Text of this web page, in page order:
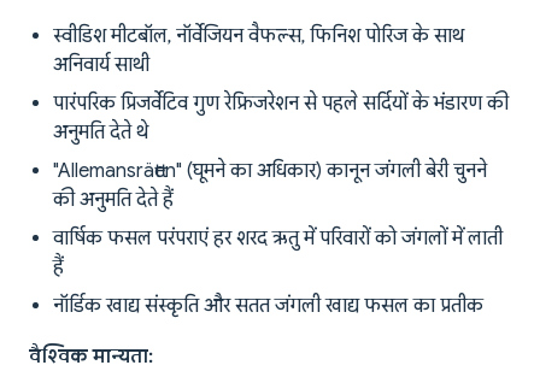
स्वीडिश मीटबॉल, नॉर्वेजियन वैफल्स, फिनिश पोरिज के साथ
अनिवार्य साथी
पारंपरिक प्रिजर्वेटिव गुण रेफ्रिजरेशन से पहले सर्दियों के भंडारण की
अनुमति देते थे
"Allemansrätten" (घूमने का अधिकार) कानून जंगली बेरी चुनने
की अनुमति देते हैं
वार्षिक फसल परंपराएं हर शरद ऋतु में परिवारों को जंगलों में लाती
हैं
नॉर्डिक खाद्य संस्कृति और सतत जंगली खाद्य फसल का प्रतीक
वैश्विक मान्यता: